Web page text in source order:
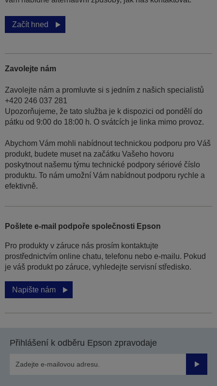
Začít hned
Zavolejte nám
Zavolejte nám a promluvte si s jedním z našich specialistů
+420 246 037 281
Upozorňujeme, že tato služba je k dispozici od pondělí do
pátku od 9:00 do 18:00 h. O svátcích je linka mimo provoz.
Abychom Vám mohli nabídnout technickou podporu pro Váš
produkt, budete muset na začátku Vašeho hovoru
poskytnout našemu týmu technické podpory sériové číslo
produktu. To nám umožní Vám nabídnout podporu rychle a
efektivně.
Pošlete e-mail podpoře společnosti Epson
Pro produkty v záruce nás prosím kontaktujte
prostřednictvím online chatu, telefonu nebo e-mailu. Pokud
je váš produkt po záruce, vyhledejte servisní středisko.
Napište nám
Přihlášení k odběru Epson zpravodaje